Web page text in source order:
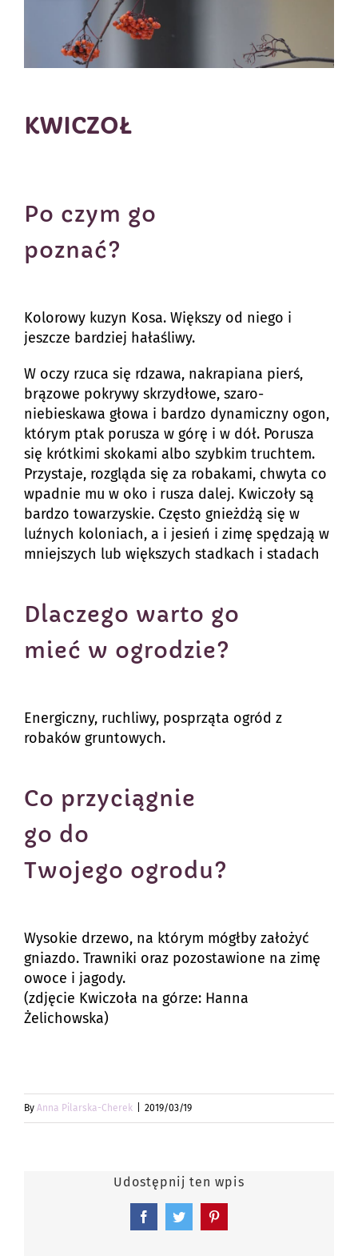
KWICZOŁ
Po czym go
poznać?
Kolorowy kuzyn Kosa. Większy od niego i
jeszcze bardziej hałaśliwy.
W oczy rzuca się rdzawa, nakrapiana pierś,
brązowe pokrywy skrzydłowe, szaro-
niebieskawa głowa i bardzo dynamiczny ogon,
którym ptak porusza w górę i w dół. Porusza
się krótkimi skokami albo szybkim truchtem.
Przystaje, rozgląda się za robakami, chwyta co
wpadnie mu w oko i rusza dalej. Kwiczoły są
bardzo towarzyskie. Często gnieżdżą się w
luźnych koloniach, a i jesień i zimę spędzają w
mniejszych lub większych stadkach i stadach
Dlaczego warto go
mieć w ogrodzie?
Energiczny, ruchliwy, posprząta ogród z
robaków gruntowych.
Co przyciągnie
go do
Twojego ogrodu?
Wysokie drzewo, na którym mógłby założyć
gniazdo. Trawniki oraz pozostawione na zimę
owoce i jagody.
(zdjęcie Kwiczoła na górze: Hanna
Żelichowska)
By Anna Pilarska-Cherek 2019/03/19
Udostępnij ten wpis
FacebookTwitterPinterest